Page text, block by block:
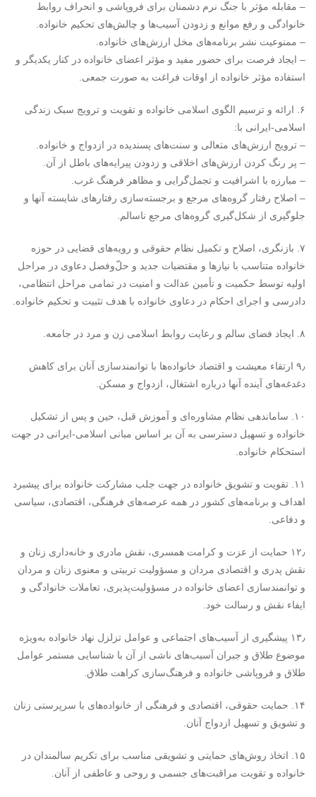
– مقابله مؤثر با جنگ نرم دشمنان برای فروپاشی و انحراف روابط
خانوادگی و رفع موانع و زدودن آسیب‌ها و چالش‌های تحکیم خانواده.
– ممنوعیت نشر برنامه‌های مخل ارزش‌های خانواده.
– ایجاد فرصت برای حضور مفید و مؤثر اعضای خانواده در کنار یکدیگر و
استفاده مؤثر خانواده از اوقات فراغت به صورت جمعی.
۶. ارائه و ترسیم الگوی اسلامی خانواده و تقویت و ترویج سبک زندگی
اسلامی-ایرانی با:
– ترویج ارزش‌های متعالی و سنت‌های پسندیده در ازدواج و خانواده.
– پر رنگ کردن ارزش‌های اخلاقی و زدودن پیرایه‌های باطل از آن.
– مبارزه با اشرافیت و تجمل‌گرایی و مظاهر فرهنگ غرب.
– اصلاح رفتار گروه‌های مرجع و برجسته‌سازی رفتارهای شایسته آنها و
جلوگیری از شکل‌گیری گروه‌های مرجع ناسالم.
۷. بازنگری، اصلاح و تکمیل نظام حقوقی و رویه‌های قضایی در حوزه
خانواده متناسب با نیازها و مقتضیات جدید و حل‌ّوفصل دعاوی در مراحل
اولیه توسط حکمیت و تأمین عدالت و امنیت در تمامی مراحل انتظامی،
دادرسی و اجرای احکام در دعاوی خانواده با هدف تثبیت و تحکیم خانواده.
۸. ایجاد فضای سالم و رعایت روابط اسلامی زن و مرد در جامعه.
۹٫ ارتقاء معیشت و اقتصاد خانواده‌ها با توانمندسازی آنان برای کاهش
دغدغه‌های آینده آنها درباره اشتغال، ازدواج و مسکن.
۱۰. ساماندهی نظام مشاوره‌ای و آموزش قبل، حین و پس از تشکیل
خانواده و تسهیل دسترسی به آن بر اساس مبانی اسلامی-ایرانی در جهت
استحکام خانواده.
۱۱. تقویت و تشویق خانواده در جهت جلب مشارکت خانواده برای پیشبرد
اهداف و برنامه‌های کشور در همه عرصه‌های فرهنگی، اقتصادی، سیاسی
و دفاعی.
۱۲٫ حمایت از عزت و کرامت همسری، نقش مادری و خانه‌داری زنان و
نقش پدری و اقتصادی مردان و مسؤولیت تربیتی و معنوی زنان و مردان
و توانمندسازی اعضای خانواده در مسؤولیت‌پذیری، تعاملات خانوادگی و
ایفاء نقش و رسالت خود.
۱۳٫ پیشگیری از آسیب‌های اجتماعی و عوامل تزلزل نهاد خانواده به‌ویژه
موضوع طلاق و جبران آسیب‌های ناشی از آن با شناسایی مستمر عوامل
طلاق و فروپاشی خانواده و فرهنگ‌سازی کراهت طلاق.
۱۴. حمایت حقوقی، اقتصادی و فرهنگی از خانواده‌های با سرپرستی زنان
و تشویق و تسهیل ازدواج آنان.
۱۵. اتخاذ روش‌های حمایتی و تشویقی مناسب برای تکریم سالمندان در
خانواده و تقویت مراقبت‌های جسمی و روحی و عاطفی از آنان.